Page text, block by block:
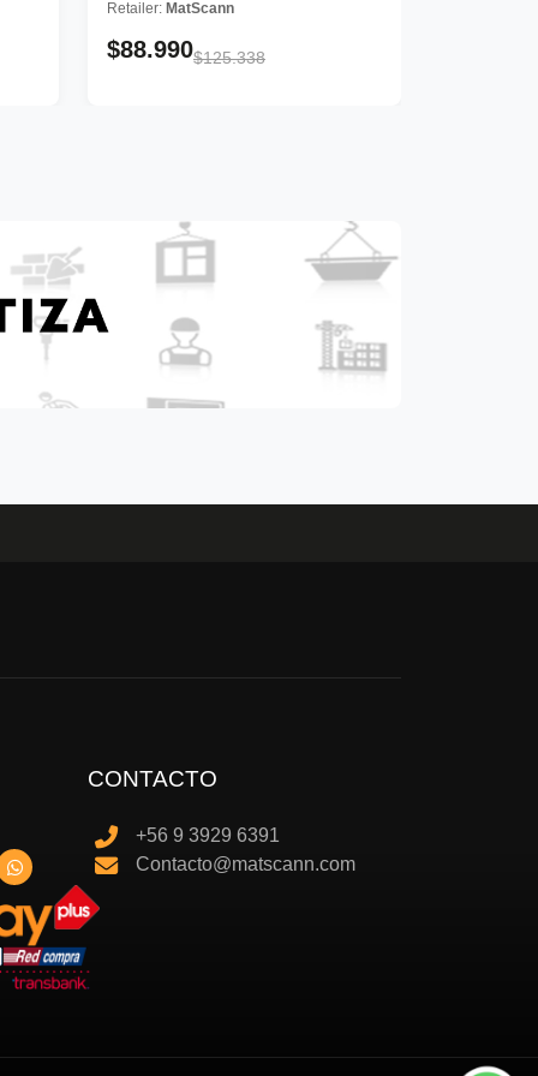
Retailer: MatScann
$88.990$125.338
CONTACTO
+56 9 3929 6391
Contacto@matscann.com